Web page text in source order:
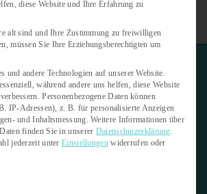
Katergorie:
Sticker
diese Website und Ihre Erfahrung zu
alt sind und Ihre Zustimmung zu freiwilligen
müssen Sie Ihre Erziehungsberechtigten um
und andere Technologien auf unserer Website.
während andere uns helfen, diese Website
Personenbezogene Daten können
IP-Adressen), z. B. für personalisierte Anzeigen
und Inhaltsmessung. Weitere Informationen über
finden Sie in unserer Datenschutzerklärung.
jederzeit unterEinstellungenwiderrufen oder
Service-Gruppen, für die eine Einwilligung